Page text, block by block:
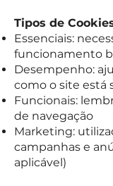
Tipos de
Essenciais:
funcionamento
Desempenho:
como o site está
Funcionais:
de navegação
Marketing:
campanhas e
aplicável)